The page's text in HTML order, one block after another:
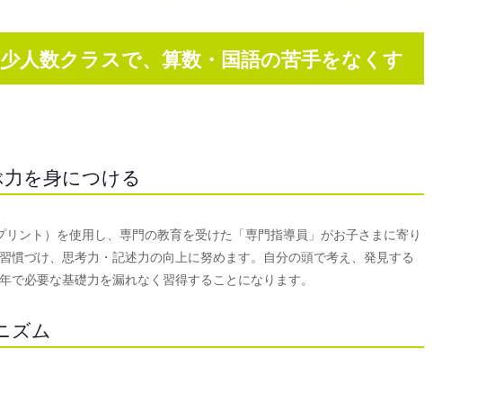
人数クラスで、算数・国語の苦手をなくす
を身につける
ント）を使用し、専門の教育を受けた「専門指導員」がお子さまに寄り
慣づけ、思考力・記述力の向上に努めます。自分の頭で考え、発見する
必要な基礎力を漏れなく習得することになります。
ズム